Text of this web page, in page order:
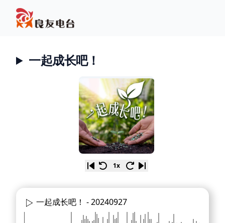
一起成长吧！
1x
一起成长吧！ -20240927